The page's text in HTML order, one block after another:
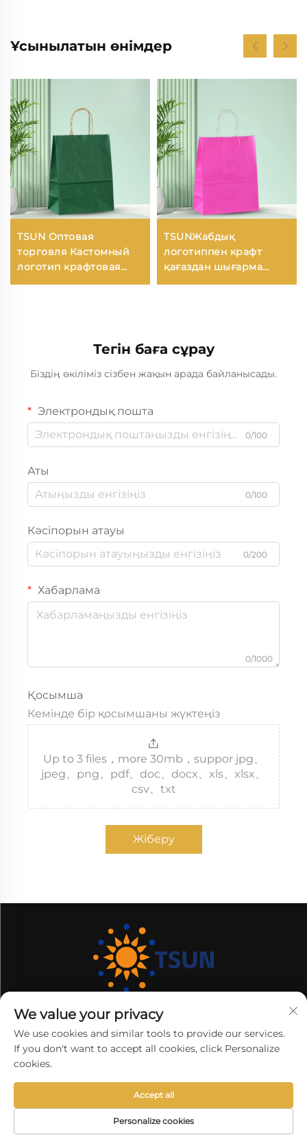
Ұсынылатын өнімдер
TSUN Оптовая
торговля Кастомный
логотип крафтовая
бумажная сумка-
поверхностью для
TSUNЖабдық
логотиппен крафт
қағаздан шығарма
торба экранға басылуы
Тегін баға сұрау
Біздің өкіліміз сізбен жақын арада байланысады.
Электрондық пошта
0/100
Аты
0/100
Кәсіпорын атауы
0/200
Хабарлама
0/1000
Қосымша
Кемінде бір қосымшаны жүктеңіз
Up to 3 files，more 30mb，suppor jpg、
jpeg、png、pdf、doc、docx、xls、xlsx、
csv、txt
Жіберу
Қабілетті отель қажеттерін беру шебері,
сапа және салыстырмалылықға арналған.
Дамытпалар үшін пайдалы есептер,
дүниежүзіндегі міндеттілерге арналған тез
доставка. Бүгінгі күнде біздің
ассортиментімізді қарастырыңыз.
ЭЛЕКТРОНДЫҚ
We value your privacy
We use cookies and similar tools to provide our services.
If you don't want to accept all cookies, click Personalize
cookies.
Personalize cookies
Accept all